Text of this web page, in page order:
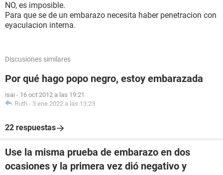
NO, es imposible.
Para que se de un embarazo necesita haber penetracion con
eyaculacion interna.
Discusiones similares
Por qué hago popo negro, estoy embarazada
isai - 16 oct 2012 a las 19:21
Ruth - 3 ene 2022 a las 13:23
22 respuestas
Use la misma prueba de embarazo en dos
ocasiones y la primera vez dió negativo y